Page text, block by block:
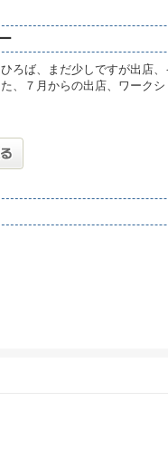
ろば、まだ少しですが出店
、７月からの出店、ワーク